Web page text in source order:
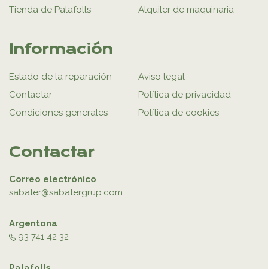
Tienda de Palafolls
Alquiler de maquinaria
Información
Estado de la reparación
Contactar
Condiciones generales
Aviso legal
Política de privacidad
Política de cookies
Contactar
Correo electrónico
sabater@sabatergrup.com
Argentona
93 741 42 32